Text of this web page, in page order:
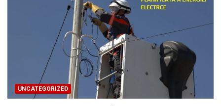
UNCATEGORIZED